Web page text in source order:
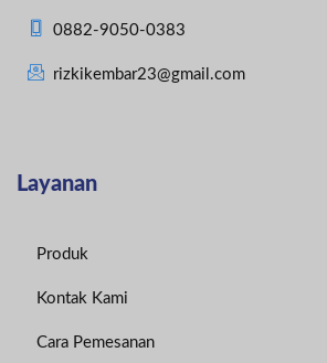
0882-9050-0383
rizkikembar23@gmail.com
Layanan
Produk
Kontak Kami
Cara Pemesanan